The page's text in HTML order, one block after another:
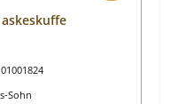
01001824
Sohn